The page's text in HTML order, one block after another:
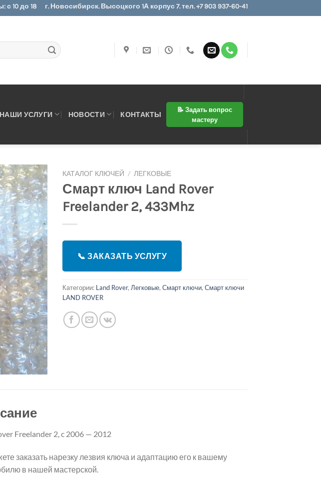
с 10 до 18 г. Новосибирск. Высоцкого 1А корпус 7. тел. +7 903 937-60-41
НАШИ УСЛУГИ НОВОСТИ КОНТАКТЫ
📝 Задать вопрос
мастеру
КАТАЛОГ КЛЮЧЕЙ / ЛЕГКОВЫЕ
Смарт ключ Land Rover
Freelander 2, 433Mhz
📞 ЗАКАЗАТЬ УСЛУГУ
Категории: Land Rover,Легковые,Смарт ключи,Смарт ключи
LAND ROVER
Freelander 2, c 2006 — 2012
заказать нарезку лезвия ключа и адаптацию его к вашему
в нашей мастерской.